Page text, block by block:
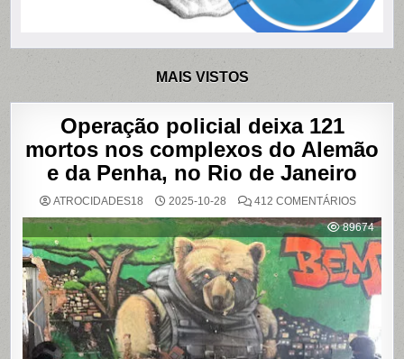
MAIS VISTOS
Operação policial deixa 121
mortos nos complexos do Alemão
e da Penha, no Rio de Janeiro
ATROCIDADES18 2025-10-28 412 COMENTÁRIOSEM
POLICIAL
DEIXA
121
MORTOS
NOS
DO
ALEMÃO
PENHA,
NO
RIO
89674